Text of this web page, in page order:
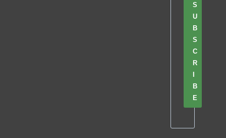
S
U
B
S
C
R
I
B
E